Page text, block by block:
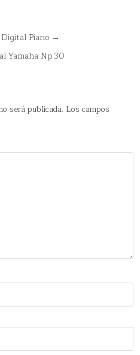
Piano →
Yamaha Np 30
será publicada. Los campos